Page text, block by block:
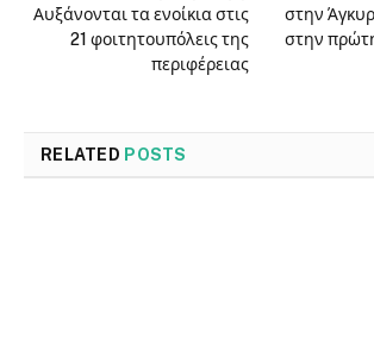
Αυξάνονται τα ενοίκια στις
21 φοιτητουπόλεις της
περιφέρειας
στην
στην
RELATED POSTS